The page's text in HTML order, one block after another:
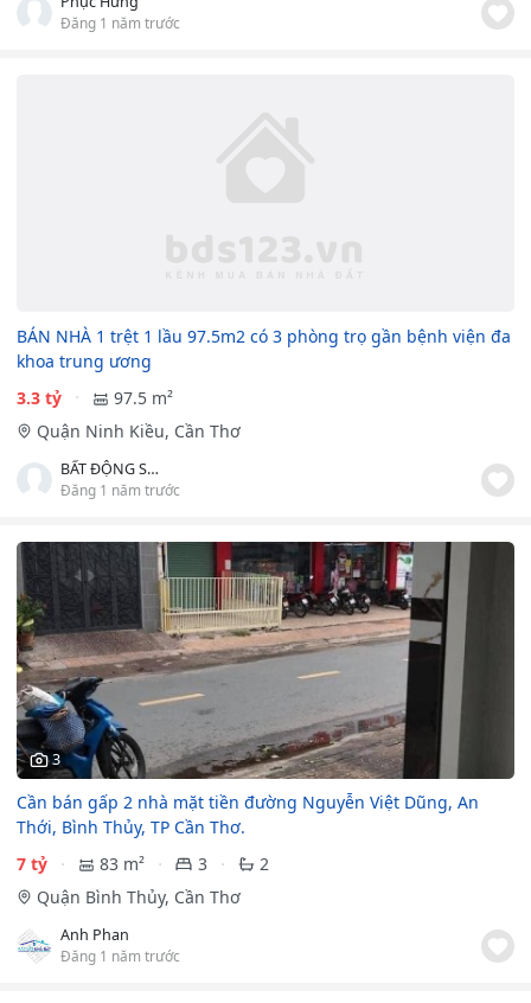
Đăng 1 năm trước
BÁN NHÀ 1 trệt 1 lầu 97.5m2 có 3 phòng trọ gần bệnh viện đa
khoa trung ương
3.3 tỷ
97.5 m²
Quận Ninh Kiều, Cần Thơ
BẤT ĐỘNG SẢN PHƯỚC DUYÊN
Đăng 1 năm trước
3
Cần bán gấp 2 nhà mặt tiền đường Nguyễn Việt Dũng, An
Thới, Bình Thủy, TP Cần Thơ.
7 tỷ
83 m² 3
2
Quận Bình Thủy, Cần Thơ
Anh Phan
Đăng 1 năm trước